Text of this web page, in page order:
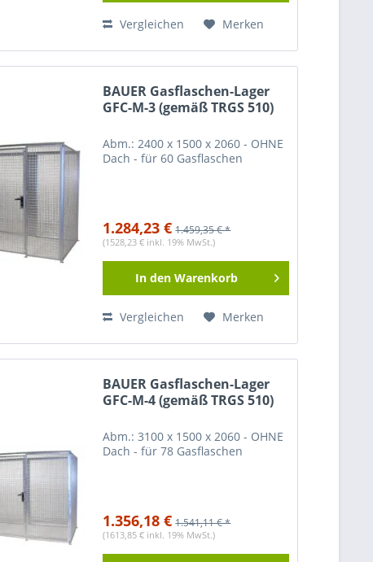
Vergleichen Merken
BAUER Gasflaschen-Lager
GFC-M-3 (gemäß TRGS 510)
Abm.: 2400 x 1500 x 2060 - OHNE
Dach - für 60 Gasflaschen
1.284,23 € 1.459,35 € *
(1528,23 € inkl. 19% MwSt.)
In den Warenkorb
Vergleichen Merken
BAUER Gasflaschen-Lager
GFC-M-4 (gemäß TRGS 510)
Abm.: 3100 x 1500 x 2060 - OHNE
Dach - für 78 Gasflaschen
1.356,18 € 1.541,11 € *
(1613,85 € inkl. 19% MwSt.)